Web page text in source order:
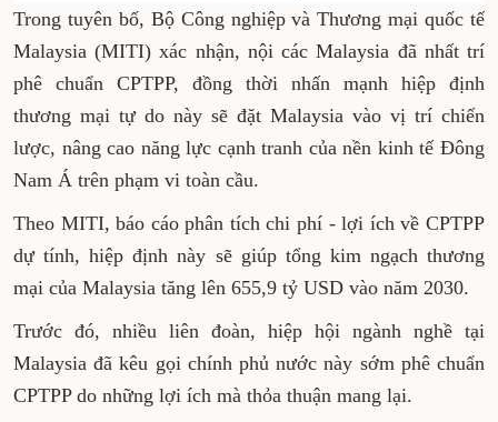
Trong tuyên bố, Bộ Công nghiệp và Thương mại quốc tế
Malaysia (MITI) xác nhận, nội các Malaysia đã nhất trí
phê chuẩn CPTPP, đồng thời nhấn mạnh hiệp định
thương mại tự do này sẽ đặt Malaysia vào vị trí chiến
lược, nâng cao năng lực cạnh tranh của nền kinh tế Đông
Nam Á trên phạm vi toàn cầu.
Theo MITI, báo cáo phân tích chi phí - lợi ích về CPTPP
dự tính, hiệp định này sẽ giúp tổng kim ngạch thương
mại của Malaysia tăng lên 655,9 tỷ USD vào năm 2030.
Trước đó, nhiều liên đoàn, hiệp hội ngành nghề tại
Malaysia đã kêu gọi chính phủ nước này sớm phê chuẩn
CPTPP do những lợi ích mà thỏa thuận mang lại.